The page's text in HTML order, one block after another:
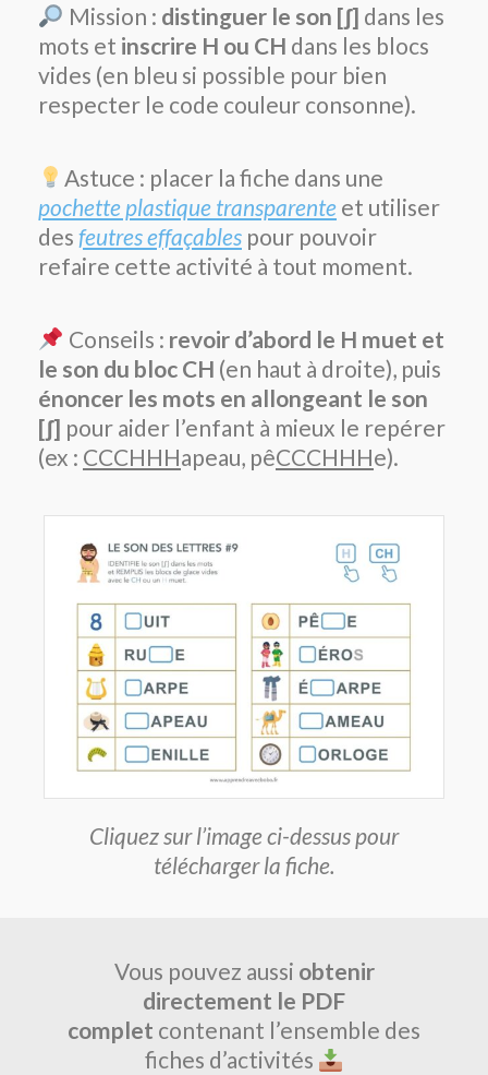
Mission : distinguer le son [ʃ] dans les
mots et inscrire H ou CH dans les blocs
vides (en bleu si possible pour bien
respecter le code couleur consonne).
Astuce : placer la fiche dans une
pochette plastique transparente et utiliser
des feutres effaçables pour pouvoir
refaire cette activité à tout moment.
Conseils : revoir d’abord le H muet et
le son du bloc CH (en haut à droite), puis
énoncer les mots en allongeant le son
[ʃ] pour aider l’enfant à mieux le repérer
(ex : CCCHHHapeau, pêCCCHHHe).
Cliquez sur l’image ci-dessus pour
télécharger la fiche.
Vous pouvez aussi obtenir
directement le PDF
complet contenant l’ensemble des
fiches d’activités